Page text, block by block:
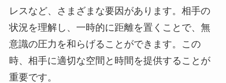
レスなど、さまざまな要因があります。相手の
状況を理解し、一時的に距離を置くことで、無
意識の圧力を和らげることができます。この
時、相手に適切な空間と時間を提供することが
重要です。